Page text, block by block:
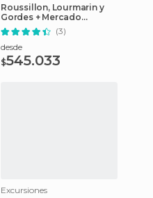
Roussillon, Lourmarin y
Gordes + Mercado
provenzal
(3)
desde
$545.033
Excursiones